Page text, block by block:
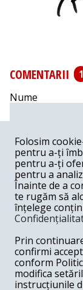
COMENTARII
1
Nume
Comentariu
Postează
Emil din Dublin -
Excelent!
Folosim
pentru a-ți
pentru a-ți
pentru a
Înainte de a
te rugăm să
înțelege
Prin
confirmi
conform
modifica
instrucțiunile